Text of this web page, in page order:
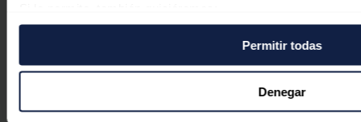
Identificar su dispositivo analizándolo activamente
Obtenga más información sobre cómo se procesan sus
Permitir todas
Denegar